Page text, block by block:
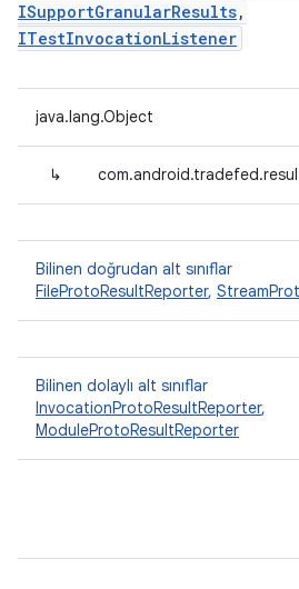
ISupportGranularResults,
ITestInvocationListener
java.lang.Object
↳
Bilinen doğrudan alt sınıflar
FileProtoResultReporter,
Bilinen dolaylı alt sınıflar
InvocationProtoResultReporter,
ModuleProtoResultReporter